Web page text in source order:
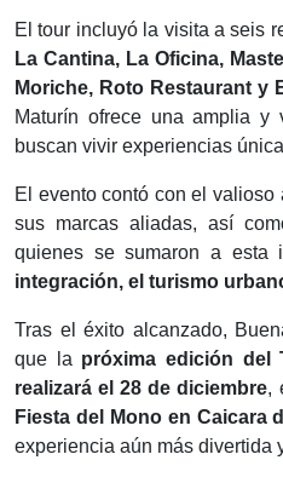
El tour incluyó la visita a seis
La Cantina, La Oficina,
Moriche, Roto Restaurant y
Maturín ofrece una amplia y
buscan vivir experiencias
El evento contó con el
sus marcas aliadas, así
quienes se sumaron a esta
integración, el turismo
Tras el éxito alcanzado,
que la próxima edición del
realizará el 28 de diciembre,
Fiesta del Mono en Caicara
experiencia aún más divertida